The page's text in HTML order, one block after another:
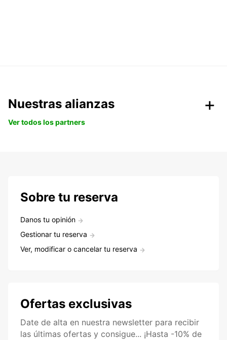
Nuestras alianzas
Ver todos los partners
Sobre tu reserva
Danos tu opinión
Gestionar tu reserva
Ver, modificar o cancelar tu reserva
Ofertas exclusivas
Date de alta en nuestra newsletter para recibir
las últimas ofertas y consigue... ¡Hasta -10% de